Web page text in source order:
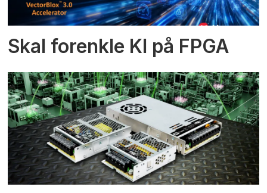
Skal forenkle KI på FPGA